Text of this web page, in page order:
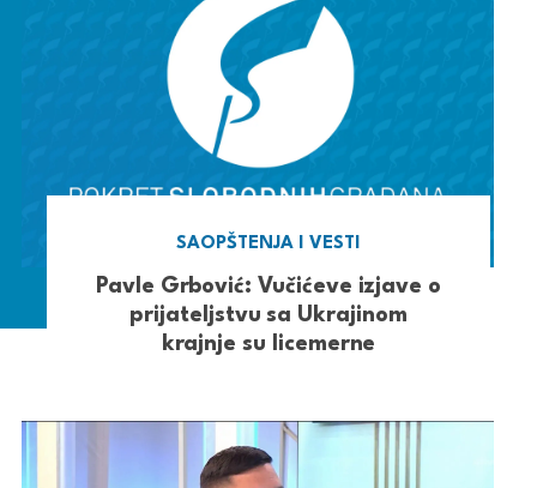
SAOPŠTENJA I VESTI
Pavle Grbović: Vučićeve izjave o
prijateljstvu sa Ukrajinom
krajnje su licemerne